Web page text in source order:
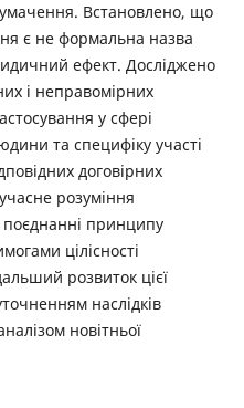
Встановлено, що
є не формальна назва
ефект. Досліджено
і неправомірних
у сфері
та специфіку участі
договірних
розуміння
поєднанні принципу
цілісності
розвиток цієї
наслідків
новітньої